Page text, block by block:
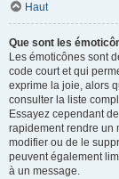
Haut
Que sont les
Les émoticônes sont
code court et qui
exprime la joie, alors
consulter la liste
Essayez cependant
rapidement rendre un
modifier ou de le
peuvent également
à un message.